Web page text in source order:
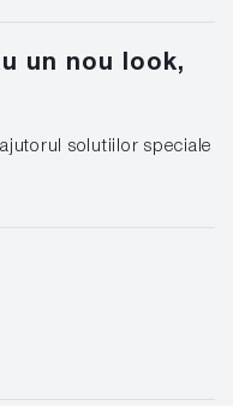
un nou look,
solutiilor speciale